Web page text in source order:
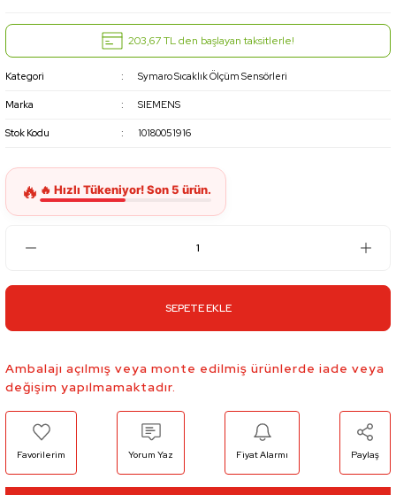
203,67 TL den başlayan taksitlerle!
Kategori Symaro Sıcaklık Ölçüm Sensörleri
Marka SIEMENS
Stok Kodu 10180051916
SEPETE EKLE
Ambalajı açılmış veya monte edilmiş ürünlerde iade veya
değişim yapılmamaktadır.
Yorum Yaz Fiyat Alarmı Paylaş